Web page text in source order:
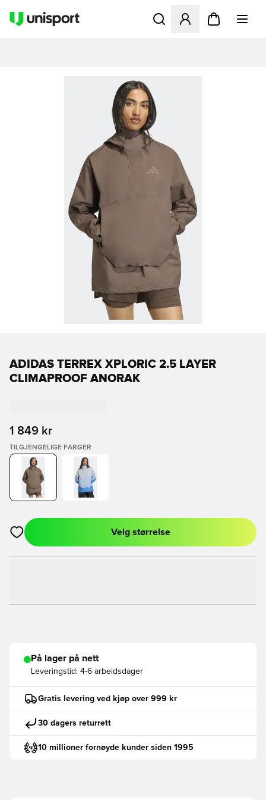
Åpner en Modal for å
ADIDAS TERREX XPLORIC 2.5 LAYER
CLIMAPROOF ANORAK
1 849 kr
TILGJENGELIGE FARGER
Åpner en Modal for å logge inn eller registrere deg som
Velg størrelse
På lager på nett
Leveringstid: 4-6 arbeidsdager
Gratis levering ved kjøp over 999 kr
30 dagers returrett
10 millioner fornøyde kunder siden 1995